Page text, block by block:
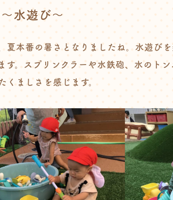
水遊び～
夏本番の暑さとなりましたね。水遊び
す。スプリンクラーや水鉄砲、水のト
くましさを感じます。